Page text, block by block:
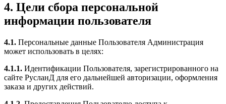
4. Цели сбора персональной
информации пользователя
4.1. Персональные данные Пользователя Администрация
может использовать в целях:
4.1.1. Идентификации Пользователя, зарегистрированного на
сайте РусланД для его дальнейшей авторизации, оформления
заказа и других действий.